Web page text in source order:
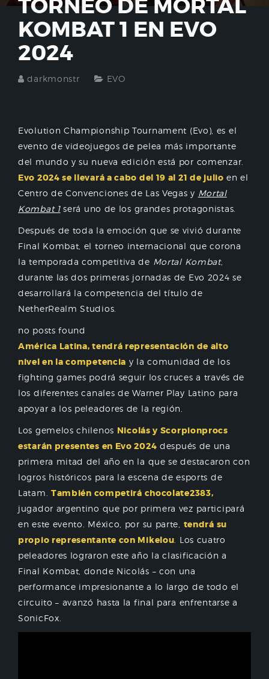
TORNEO DE MORTAL
KOMBAT 1 EN EVO
2024
darkmonstr EVO
Evolution Championship Tournament (Evo), es el
evento de videojuegos de pelea más importante
del mundo y su nueva edición está por comenzar.
Evo 2024 se llevará a cabo del 19 al 21 de julio en el
Centro de Convenciones de Las Vegas y Mortal
Kombat 1será uno de los grandes protagonistas.
Después de toda la emoción que se vivió durante
Final Kombat, el torneo internacional que corona
la temporada competitiva de Mortal Kombat,
durante las dos primeras jornadas de Evo 2024 se
desarrollará la competencia del título de
NetherRealm Studios.
no posts found
América Latina, tendrá representación de alto
nivel en la competencia y la comunidad de los
fighting games podrá seguir los cruces a través de
los diferentes canales de Warner Play Latino para
apoyar a los peleadores de la región.
Los gemelos chilenos Nicolás y Scorpionprocs
estarán presentes en Evo 2024 después de una
primera mitad del año en la que se destacaron con
logros históricos para la escena de esports de
Latam. También competirá chocolate2383,
jugador argentino que por primera vez participará
en este evento. México, por su parte, tendrá su
propio representante con Mikelou . Los cuatro
peleadores lograron este año la clasificación a
Final Kombat, donde Nicolás – con una
performance impresionante a lo largo de todo el
circuito – avanzó hasta la final para enfrentarse a
SonicFox.